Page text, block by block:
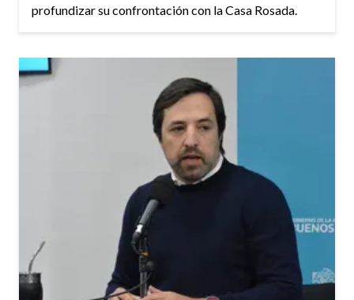
profundizar su confrontación con la Casa Rosada.